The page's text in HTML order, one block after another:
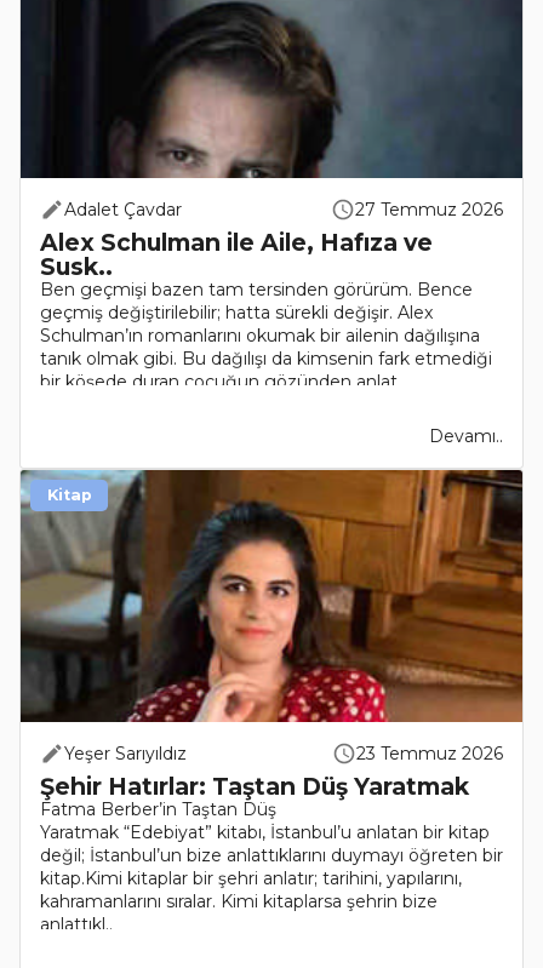
Adalet Çavdar 27 Temmuz 2026
Alex Schulman ile Aile, Hafıza ve
Susk..
Ben geçmişi bazen tam tersinden görürüm. Bence
geçmiş değiştirilebilir; hatta sürekli değişir. Alex
Schulman’ın romanlarını okumak bir ailenin dağılışına
tanık olmak gibi. Bu dağılışı da kimsenin fark etmediği
bir köşede duran çocuğun gözünden anlat..
Devamı..
Yeşer Sarıyıldız 23 Temmuz 2026
Şehir Hatırlar: Taştan Düş Yaratmak
Fatma Berber’in Taştan Düş
Yaratmak “Edebiyat” kitabı, İstanbul’u anlatan bir kitap
değil; İstanbul’un bize anlattıklarını duymayı öğreten bir
kitap.Kimi kitaplar bir şehri anlatır; tarihini, yapılarını,
kahramanlarını sıralar. Kimi kitaplarsa şehrin bize
anlattıkl..
Kitap